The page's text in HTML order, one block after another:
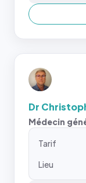
Dr
Médecin
Tarif
Lieu